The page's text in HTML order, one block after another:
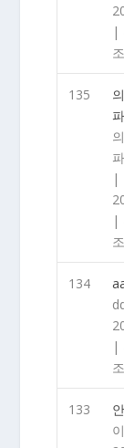
|
135
|
|
134
|
133